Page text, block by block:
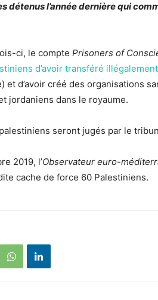
détenus l’année dernière qui
ci, le compte Prisoners of
d’avoir transféré
et d’avoir créé des organisations
jordaniens dans le royaume.
seront jugés par le
2019, l’Observateur euro-
cache de force 60 Palestiniens.